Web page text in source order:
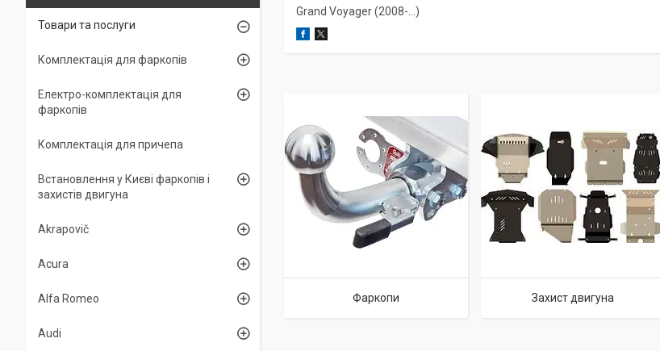
Grand Voyager (2008-...)
Фаркопи Захист двигуна
Товари та послуги
Комплектація для фаркопів
Електро-комплектація для
фаркопів
Комплектація для причепа
Встановлення у Києві фаркопів і
захистів двигуна
Akrapovič
Acura
Alfa Romeo
Audi